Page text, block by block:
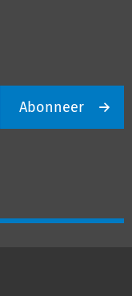
Abonneer